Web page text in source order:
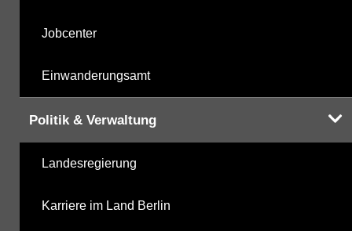
Jobcenter
Einwanderungsamt
Politik & Verwaltung
Landesregierung
Karriere im Land Berlin